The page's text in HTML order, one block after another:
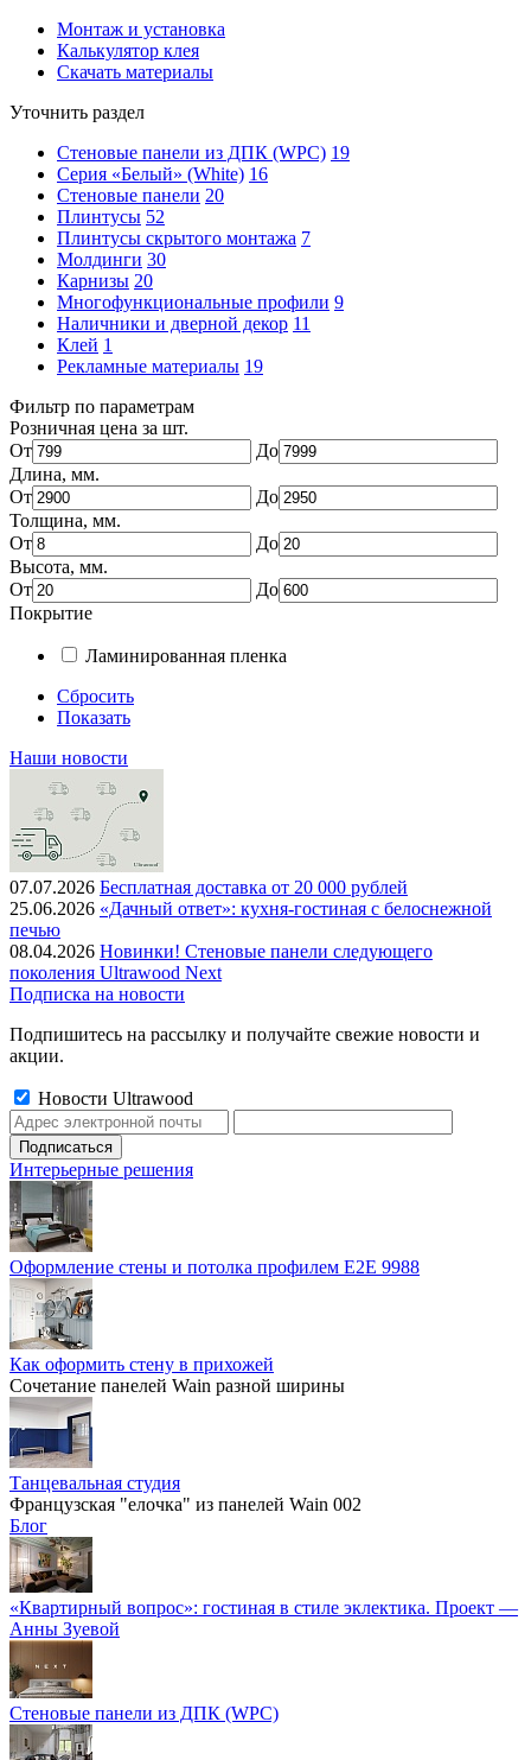
Монтаж и установка
Калькулятор клея
Скачать материалы
Уточнить раздел
Стеновые панели из ДПК (WPC) 19
Серия «Белый» (White) 16
Стеновые панели 20
Плинтусы 52
Плинтусы скрытого монтажа 7
Молдинги 30
Карнизы 20
Многофункциональные профили 9
Наличники и дверной декор 11
Клей 1
Рекламные материалы 19
Фильтр по параметрам
Розничная цена за шт.
От
До
Длина, мм.
От
До
Толщина, мм.
От
До
Высота, мм.
От
До
Покрытие
Ламинированная пленка
Сбросить
Показать
Наши новости
07.07.2026 Бесплатная доставка от 20 000 рублей
25.06.2026 «Дачный ответ»: кухня-гостиная с белоснежной
печью
08.04.2026 Новинки! Стеновые панели следующего
поколения Ultrawood Next
Подписка на новости
Подпишитесь на рассылку и получайте свежие новости и
акции.
Новости Ultrawood
Интерьерные решения
Оформление стены и потолка профилем E2E 9988
Как оформить стену в прихожей
Сочетание панелей Wain разной ширины
Танцевальная студия
Французская "елочка" из панелей Wain 002
Блог
«Квартирный вопрос»: гостиная в стиле эклектика. Проект —
Анны Зуевой
Стеновые панели из ДПК (WPC)